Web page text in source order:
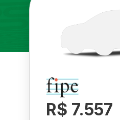
R$ 7.557